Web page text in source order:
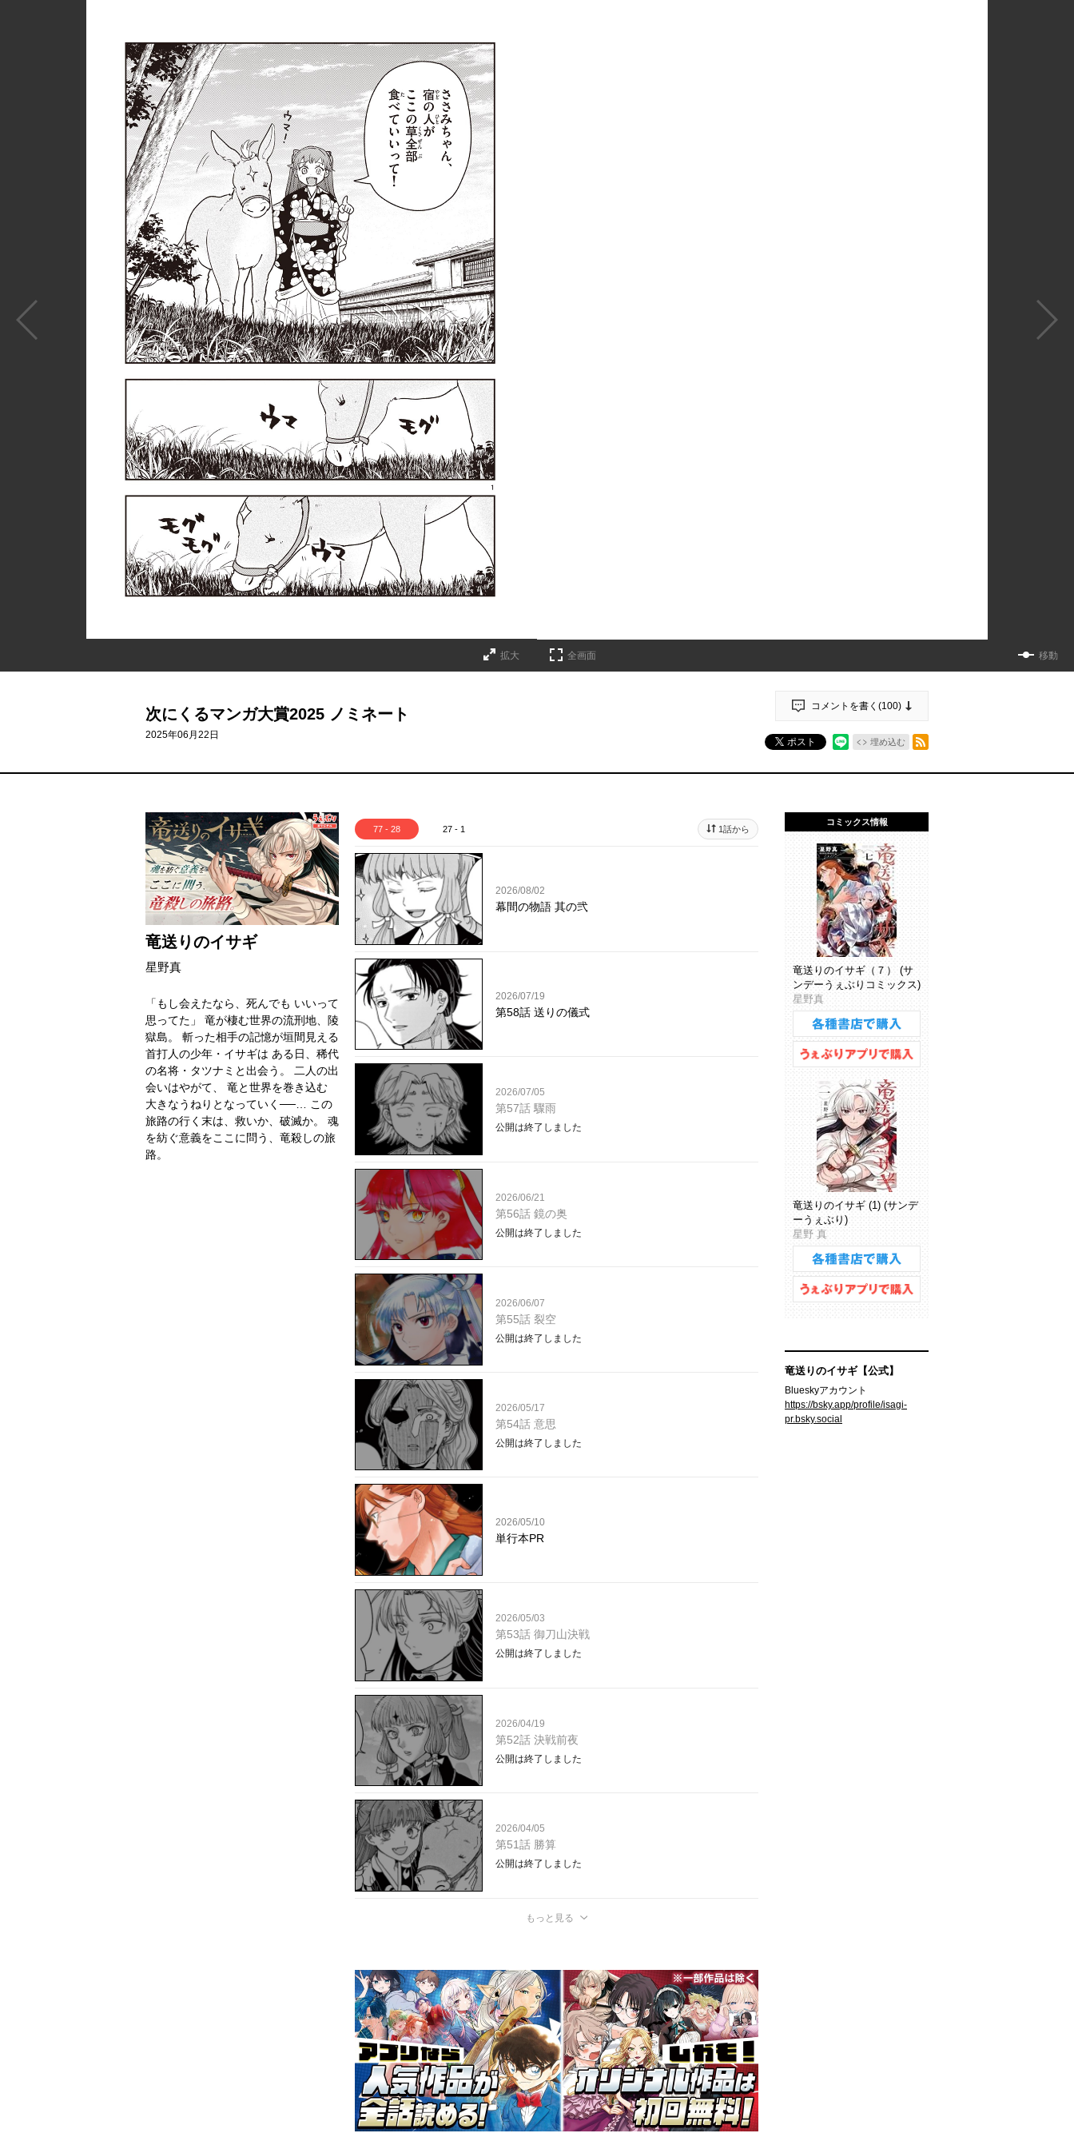
拡大 全画面 移動
次にくるマンガ大賞2025 ノミネート
2025年06月22日
コメントを書く(100)
ポスト 埋め込む
竜送りのイサギ
星野真
「もし会えたなら、死んでも いいって
思ってた」 竜が棲む世界の流刑地、陵
獄島。 斬った相手の記憶が垣間見える
首打人の少年・イサギは ある日、稀代
の名将・タツナミと出会う。 二人の出
会いはやがて、 竜と世界を巻き込む
大きなうねりとなっていく──… この
旅路の行く末は、救いか、破滅か。 魂
を紡ぐ意義をここに問う、竜殺しの旅
路。
77 - 28 27 - 1 1話から
2026/08/02
幕間の物語 其の弐
2026/07/19
第58話 送りの儀式
2026/07/05
第57話 驟雨
公開は終了しました
2026/06/21
第56話 鏡の奥
公開は終了しました
2026/06/07
第55話 裂空
公開は終了しました
2026/05/17
第54話 意思
公開は終了しました
2026/05/10
単行本PR
2026/05/03
第53話 御刀山決戦
公開は終了しました
2026/04/19
第52話 決戦前夜
公開は終了しました
2026/04/05
第51話 勝算
公開は終了しました
もっと見る
コミックス情報
竜送りのイサギ（７） (サ
ンデーうぇぶりコミックス)
星野真
竜送りのイサギ (1) (サンデ
ーうぇぶり)
星野 真
竜送りのイサギ【公式】
Blueskyアカウント
https://bsky.app/profile/isagi-
pr.bsky.social